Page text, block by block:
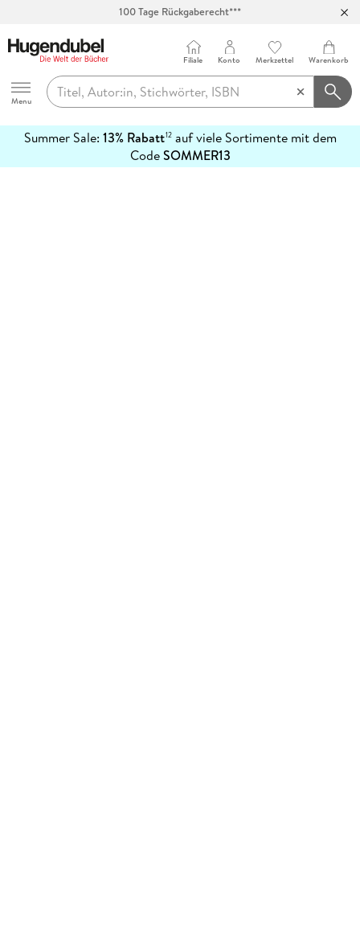
100 Tage Rückgaberecht***
Hugendubel
Menu
Filiale Konto Merkzettel Warenkorb
Summer Sale: 13% Rabatt12auf viele Sortimente mit dem
CodeSOMMER13
erfahren